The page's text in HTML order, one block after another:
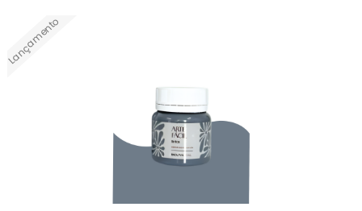
Lançamento